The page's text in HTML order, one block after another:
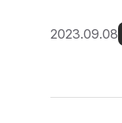
2023.09.08